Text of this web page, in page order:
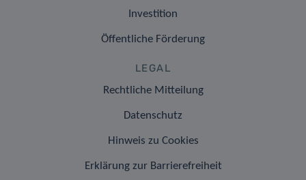
Investition
Öffentliche Förderung
LEGAL
Rechtliche Mitteilung
Datenschutz
Hinweis zu Cookies
Erklärung zur Barrierefreiheit